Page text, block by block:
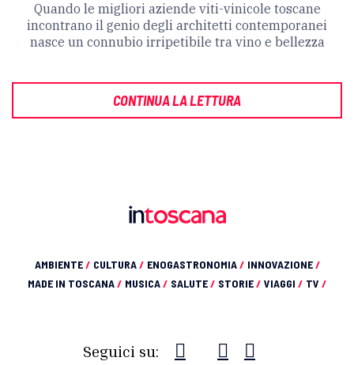
Quando le migliori aziende viti-vinicole toscane
incontrano il genio degli architetti contemporanei
nasce un connubio irripetibile tra vino e bellezza
CONTINUA LA LETTURA
AMBIENTE/ CULTURA/ ENOGASTRONOMIA/ INNOVAZIONE/
MADE IN TOSCANA/ MUSICA/ SALUTE/ STORIE/ VIAGGI / TV /
Seguici su: